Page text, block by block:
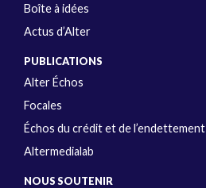
Boîte à idées
Actus d’Alter
PUBLICATIONS
Alter Échos
Focales
Échos du crédit et de l’endettement
Altermedialab
NOUS SOUTENIR